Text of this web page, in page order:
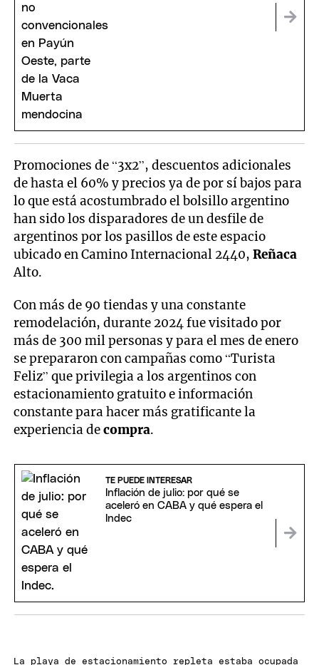
Promociones de “3x2”, descuentos adicionales
de hasta el 60% y precios ya de por sí bajos para
lo que está acostumbrado el bolsillo argentino
han sido los disparadores de un desfile de
argentinos por los pasillos de este espacio
ubicado en Camino Internacional 2440,Reñaca
Alto.
Con más de 90 tiendas y una constante
remodelación, durante 2024 fue visitado por
más de 300 mil personas y para el mes de enero
se prepararon con campañas como “Turista
Feliz” que privilegia a los argentinos con
estacionamiento gratuito e información
constante para hacer más gratificante la
experiencia decompra.
TE PUEDE INTERESAR
Inflación de julio: por qué se
aceleró en CABA y qué espera el
Indec
La playa de estacionamiento repleta estaba ocupada